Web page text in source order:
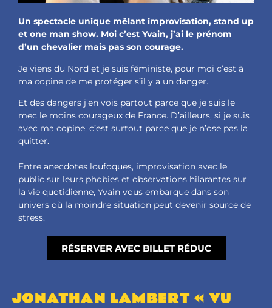
Un spectacle unique mêlant improvisation, stand up
et one man show. Moi c’est Yvain, j’ai le prénom
d’un chevalier mais pas son courage.
Je viens du Nord et je suis féministe, pour moi c’est à
ma copine de me protéger s’il y a un danger.
Et des dangers j’en vois partout parce que je suis le
mec le moins courageux de France. D’ailleurs, si je suis
avec ma copine, c’est surtout parce que je n’ose pas la
quitter.
Entre anecdotes loufoques, improvisation avec le
public sur leurs phobies et observations hilarantes sur
la vie quotidienne, Yvain vous embarque dans son
univers où la moindre situation peut devenir source de
stress.
RÉSERVER AVEC BILLET RÉDUC
JONATHAN LAMBERT « VU